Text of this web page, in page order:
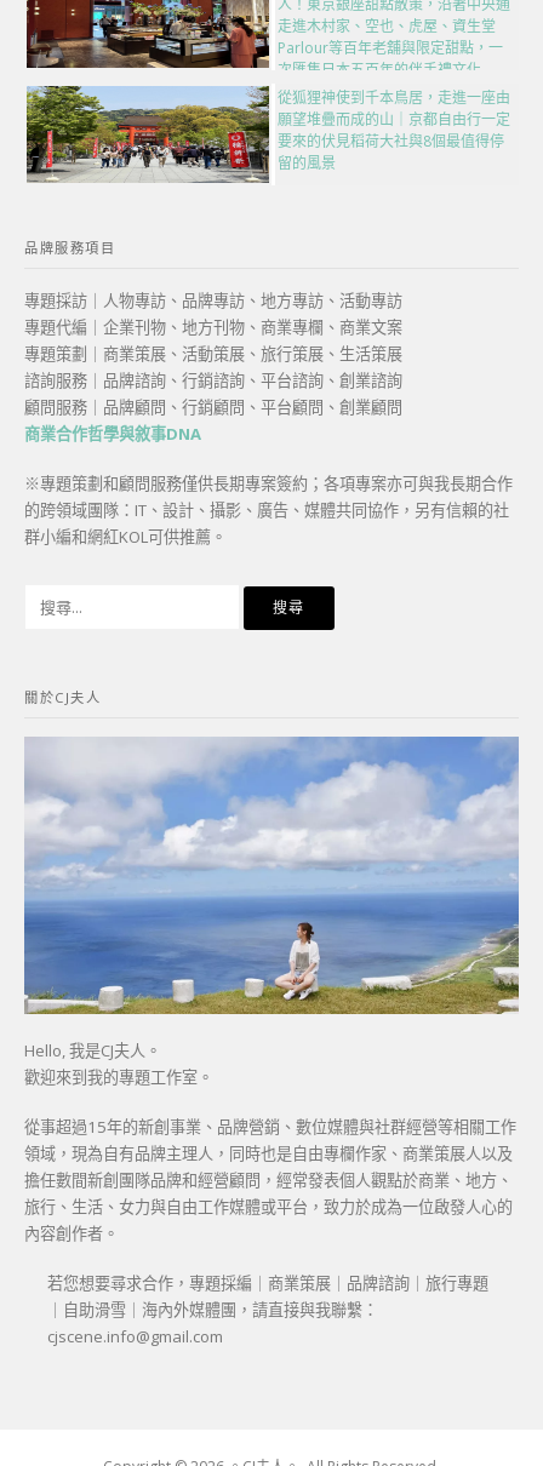
走進木村家、空也、虎屋、資生堂
Parlour等百年老舖與限定甜點，一
次匯集日本五百年的伴手禮文化
從狐狸神使到千本鳥居，走進一座由
願望堆疊而成的山｜京都自由行一定
要來的伏見稻荷大社與8個最值得停
留的風景
品牌服務項目
專題採訪｜人物專訪、品牌專訪、地方專訪、活動專訪
專題代編｜企業刊物、地方刊物、商業專欄、商業文案
專題策劃｜商業策展、活動策展、旅行策展、生活策展
諮詢服務｜品牌諮詢、行銷諮詢、平台諮詢、創業諮詢
顧問服務｜品牌顧問、行銷顧問、平台顧問、創業顧問
商業合作哲學與敘事DNA
※專題策劃和顧問服務僅供長期專案簽約；各項專案亦可與我長期合作
的跨領域團隊：IT、設計、攝影、廣告、媒體共同協作，另有信賴的社
群小編和網紅KOL可供推薦。
字:
關於CJ夫人
Hello, 我是CJ夫人。
歡迎來到我的專題工作室。
從事超過15年的新創事業、品牌營銷、數位媒體與社群經營等相關工作
領域，現為自有品牌主理人，同時也是自由專欄作家、商業策展人以及
擔任數間新創團隊品牌和經營顧問，經常發表個人觀點於商業、地方、
旅行、生活、女力與自由工作媒體或平台，致力於成為一位啟發人心的
內容創作者。
若您想要尋求合作，專題採編｜商業策展｜品牌諮詢｜旅行專題
｜自助滑雪｜海內外媒體團，請直接與我聯繫：
cjscene.info@gmail.com